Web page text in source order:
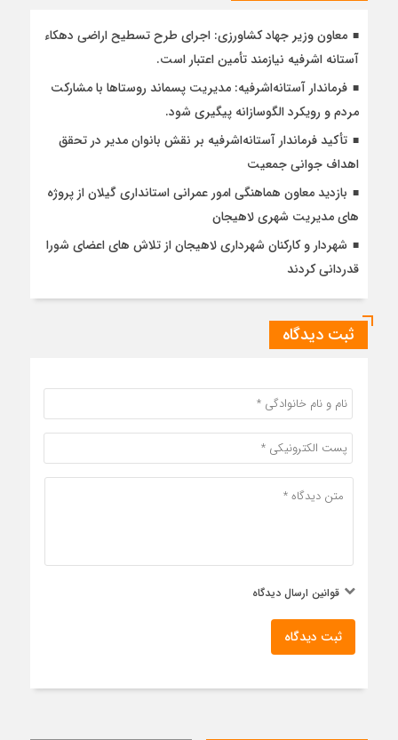
معاون وزیر جهاد کشاورزی: اجرای طرح تسطیح اراضی دهکاء
آستانه اشرفیه نیازمند تأمین اعتبار است.
فرماندار آستانه‌اشرفیه: مدیریت پسماند روستاها با مشارکت
مردم و رویکرد الگوسازانه پیگیری شود.
تأکید فرماندار آستانه‌اشرفیه بر نقش بانوان مدیر در تحقق
اهداف جوانی جمعیت
بازدید معاون هماهنگی امور عمرانی استانداری گیلان از پروژه
های مدیریت شهری لاهیجان
شهردار و کارکنان شهرداری لاهیجان از تلاش های اعضای شورا
قدردانی کردند
ثبت دیدگاه
قوانین ارسال دیدگاه
ثبت دیدگاه